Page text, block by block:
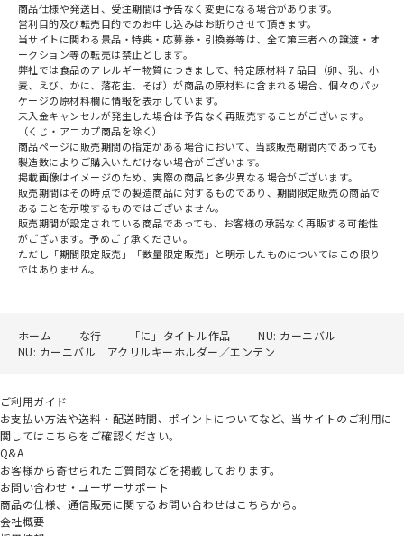
商品仕様や発送日、受注期間は予告なく変更になる場合があります。
営利目的及び転売目的でのお申し込みはお断りさせて頂きます。
当サイトに関わる景品・特典・応募券・引換券等は、全て第三者への譲渡・オ
ークション等の転売は禁止とします。
弊社では食品のアレルギー物質につきまして、特定原材料７品目（卵、乳、小
麦、えび、かに、落花生、そば）が商品の原材料に含まれる場合、個々のパッ
ケージの原材料欄に情報を表示しています。
未入金キャンセルが発生した場合は予告なく再販売することがございます。
（くじ・アニカプ商品を除く）
商品ページに販売期間の指定がある場合において、当該販売期間内であっても
製造数によりご購入いただけない場合がございます。
掲載画像はイメージのため、実際の商品と多少異なる場合がございます。
販売期間はその時点での製造商品に対するものであり、期間限定販売の商品で
あることを示唆するものではございません。
販売期間が設定されている商品であっても、お客様の承諾なく再販する可能性
がございます。予めご了承ください。
ただし「期間限定販売」「数量限定販売」と明示したものについてはこの限り
ではありません。
ホーム な行 「に」タイトル作品
NU: カーニバル
NU: カーニバル アクリルキーホルダー／エンテン
ご利用ガイド
お支払い方法や送料・配送時間、ポイントについてなど、当サイトのご利用に
関してはこちらをご確認ください。
Q&A
お客様から寄せられたご質問などを掲載しております。
お問い合わせ・ユーザーサポート
商品の仕様、通信販売に関するお問い合わせはこちらから。
会社概要